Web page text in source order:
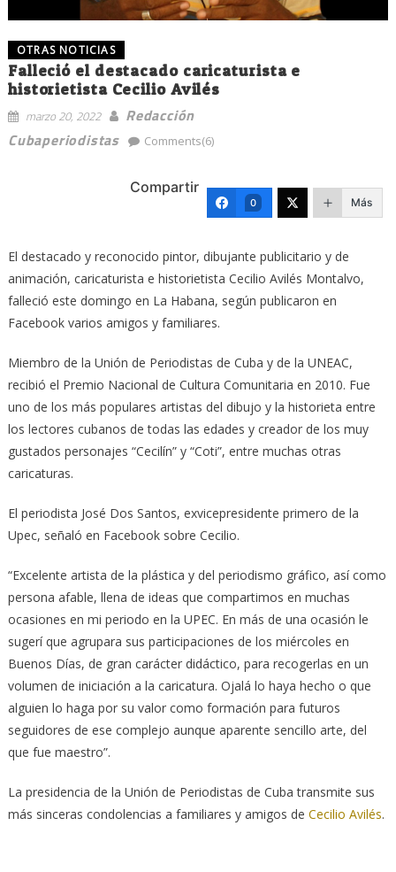
OTRAS NOTICIAS
Falleció el destacado caricaturista e
historietista Cecilio Avilés
marzo 20, 2022
Redacción
Cubaperiodistas
Comments(6)
Compartir
0 Más
El destacado y reconocido pintor, dibujante publicitario y de
animación, caricaturista e historietista Cecilio Avilés Montalvo,
falleció este domingo en La Habana, según publicaron en
Facebook varios amigos y familiares.
Miembro de la Unión de Periodistas de Cuba y de la UNEAC,
recibió el Premio Nacional de Cultura Comunitaria en 2010. Fue
uno de los más populares artistas del dibujo y la historieta entre
los lectores cubanos de todas las edades y creador de los muy
gustados personajes “Cecilín” y “Coti”, entre muchas otras
caricaturas.
El periodista José Dos Santos, exvicepresidente primero de la
Upec, señaló en Facebook sobre Cecilio.
“Excelente artista de la plástica y del periodismo gráfico, así como
persona afable, llena de ideas que compartimos en muchas
ocasiones en mi periodo en la UPEC. En más de una ocasión le
sugerí que agrupara sus participaciones de los miércoles en
Buenos Días, de gran carácter didáctico, para recogerlas en un
volumen de iniciación a la caricatura. Ojalá lo haya hecho o que
alguien lo haga por su valor como formación para futuros
seguidores de ese complejo aunque aparente sencillo arte, del
que fue maestro”.
La presidencia de la Unión de Periodistas de Cuba transmite sus
más sinceras condolencias a familiares y amigos de Cecilio Avilés.